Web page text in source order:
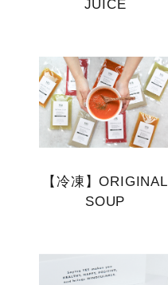
JUICE
【冷凍】ORIGINAL
SOUP